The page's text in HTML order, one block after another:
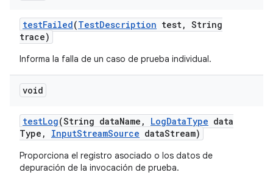
testFailed(TestDescription test, String
trace)
Informa la falla de un caso de prueba individual.
void
testLog(String dataName , LogDataType data
Type , InputStreamSource dataStream)
Proporciona el registro asociado o los datos de
depuración de la invocación de prueba.